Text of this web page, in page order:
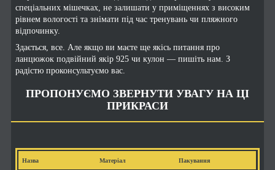
спеціальних мішечках, не залишати у приміщеннях з високим
рівнем вологості та знімати під час тренувань чи пляжного
відпочинку.
Здається, все. Але якщо ви маєте ще якісь питання про
ланцюжок подвійний якір 925 чи кулон — пишіть нам. З
радістю проконсультуємо вас.
ПРОПОНУЄМО ЗВЕРНУТИ УВАГУ НА ЦІ
ПРИКРАСИ
Назва Матеріал Пакування